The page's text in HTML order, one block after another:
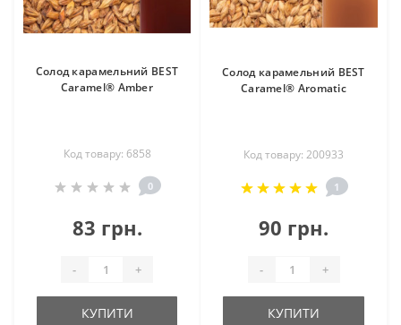
Солод карамельний BEST
Caramel® Amber
Код товару: 6858
0
83 грн.
- +
КУПИТИ
Солод карамельний BEST
Caramel® Aromatic
Код товару: 200933
1
90 грн.
- +
КУПИТИ